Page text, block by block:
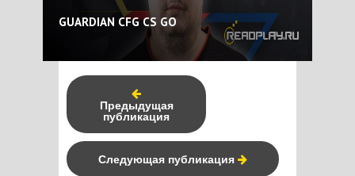
GUARDIAN CFG CS GO
Предыдущая
публикация
Следующая публикация